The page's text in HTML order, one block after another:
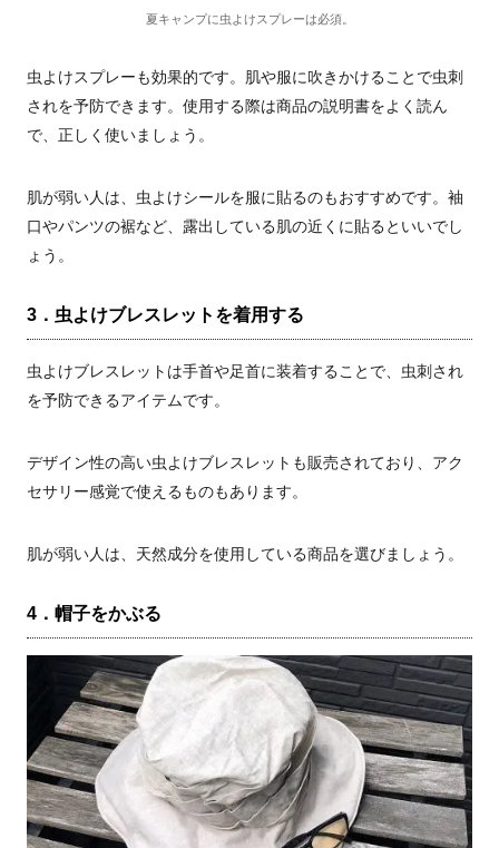
夏キャンプに虫よけスプレーは必須。
虫よけスプレーも効果的です。肌や服に吹きかけることで虫刺
されを予防できます。使用する際は商品の説明書をよく読ん
で、正しく使いましょう。
肌が弱い人は、虫よけシールを服に貼るのもおすすめです。袖
口やパンツの裾など、露出している肌の近くに貼るといいでし
ょう。
3．虫よけブレスレットを着用する
虫よけブレスレットは手首や足首に装着することで、虫刺され
を予防できるアイテムです。
デザイン性の高い虫よけブレスレットも販売されており、アク
セサリー感覚で使えるものもあります。
肌が弱い人は、天然成分を使用している商品を選びましょう。
4．帽子をかぶる